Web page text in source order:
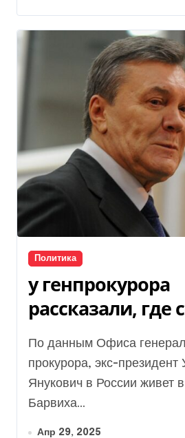
Политика
у генпрокурора
рассказали, где
живет Виктор
По данным Офиса генерального
прокурора, экс-президент
Янукович в России живет
Барвиха...
Апр 29, 2025